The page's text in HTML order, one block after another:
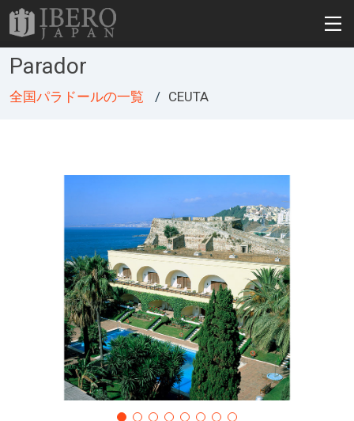
Parador
全国パラドールの一覧 CEUTA